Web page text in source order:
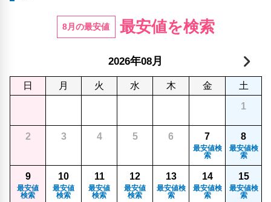
8月の最安値 最安値を検索
2026年08月
日 月 火 水 木 金
土
1
2 3 4 5 6 7
最安値検
索
8
最安値検
索
9
最安値
検索
10
最安値
検索
11
最安値
検索
12
最安値
検索
13
最安値検
索
14
最安値検
索
15
最安値検
索